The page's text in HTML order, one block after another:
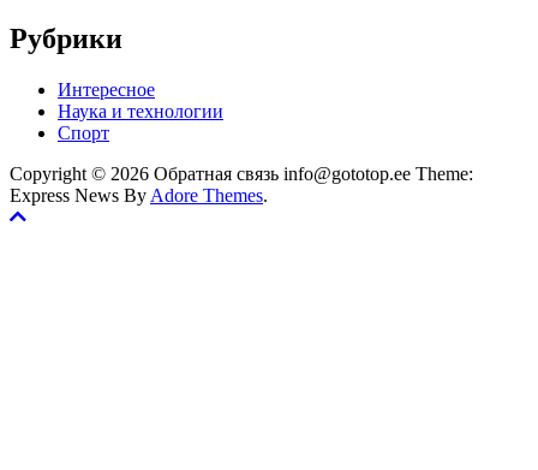
Рубрики
Интересное
Наука и технологии
Спорт
Copyright © 2026 Обратная связь info@gototop.ee Theme:
Express News By Adore Themes.